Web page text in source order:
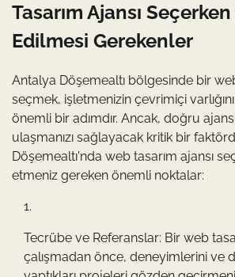
Tasarım Ajansı
Edilmesi Gerekenler
Antalya Döşemealtı bölgesinde bir
seçmek, işletmenizin çevrimiçi
önemli bir adımdır. Ancak, doğru
ulaşmanızı sağlayacak kritik bir
Döşemealtı'nda web tasarım ajansı
etmeniz gereken önemli noktalar:
Tecrübe ve Referanslar: Bir web
çalışmadan önce, deneyimlerini ve